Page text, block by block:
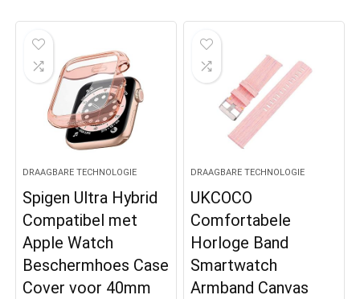
DRAAGBARE TECHNOLOGIE
Spigen Ultra Hybrid
Compatibel met
Apple Watch
Beschermhoes Case
Cover voor 40mm
DRAAGBARE TECHNOLOGIE
UKCOCO
Comfortabele
Horloge Band
Smartwatch
Armband Canvas